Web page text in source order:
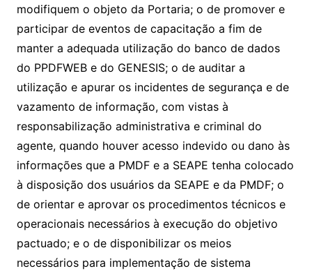
modifiquem o objeto da Portaria; o de promover e
participar de eventos de capacitação a fim de
manter a adequada utilização do banco de dados
do PPDFWEB e do GENESIS; o de auditar a
utilização e apurar os incidentes de segurança e de
vazamento de informação, com vistas à
responsabilização administrativa e criminal do
agente, quando houver acesso indevido ou dano às
informações que a PMDF e a SEAPE tenha colocado
à disposição dos usuários da SEAPE e da PMDF; o
de orientar e aprovar os procedimentos técnicos e
operacionais necessários à execução do objetivo
pactuado; e o de disponibilizar os meios
necessários para implementação de sistema